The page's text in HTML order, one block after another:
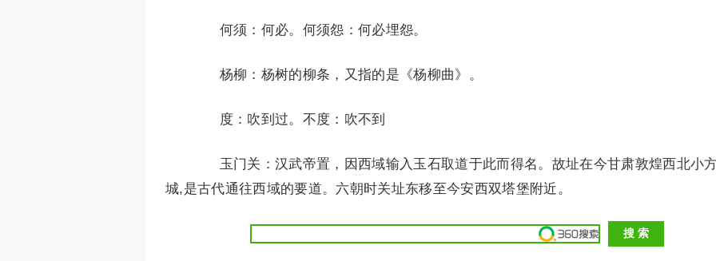
何须：何必。何须怨：何必埋怨。
杨柳：杨树的柳条，又指的是《杨柳曲》。
度：吹到过。不度：吹不到
玉门关：汉武帝置，因西域输入玉石取道于此而得名。故址在今甘肃敦煌西北小
城,是古代通往西域的要道。六朝时关址东移至今安西双塔堡附近。